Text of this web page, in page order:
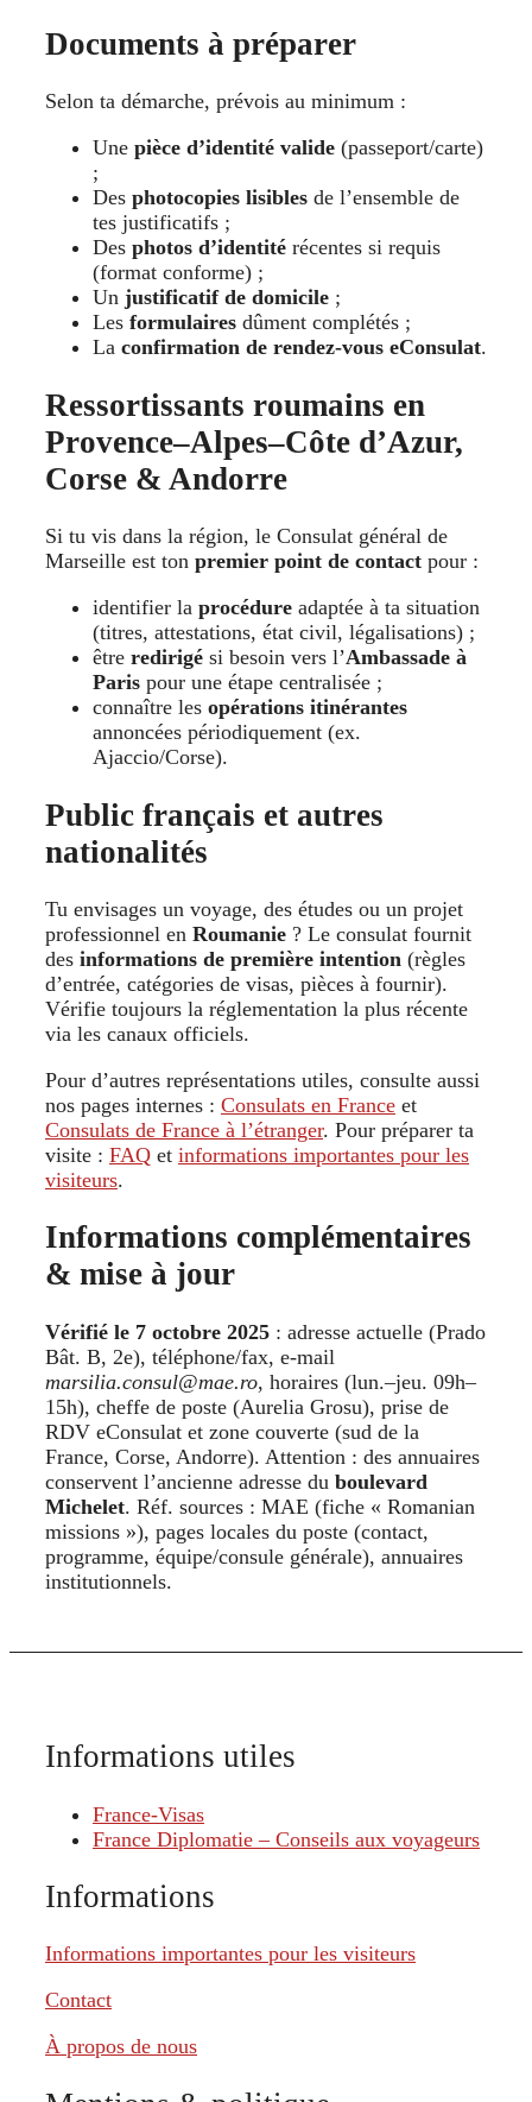
Documents à préparer
Selon ta démarche, prévois au minimum :
Une pièce d’identité valide (passeport/carte)
;
Des photocopies lisibles de l’ensemble de
tes justificatifs ;
Des photos d’identité récentes si requis
(format conforme) ;
Un justificatif de domicile ;
Les formulaires dûment complétés ;
La confirmation de rendez-vous eConsulat.
Ressortissants roumains en
Provence–Alpes–Côte d’Azur,
Corse & Andorre
Si tu vis dans la région, le Consulat général de
Marseille est ton premier point de contact pour :
identifier la procédure adaptée à ta situation
(titres, attestations, état civil, légalisations) ;
être redirigé si besoin vers l’Ambassade à
Paris pour une étape centralisée ;
connaître les opérations itinérantes
annoncées périodiquement (ex.
Ajaccio/Corse).
Public français et autres
nationalités
Tu envisages un voyage, des études ou un projet
professionnel en Roumanie ? Le consulat fournit
des informations de première intention (règles
d’entrée, catégories de visas, pièces à fournir).
Vérifie toujours la réglementation la plus récente
via les canaux officiels.
Pour d’autres représentations utiles, consulte aussi
nos pages internes : Consulats en France et
Consulats de France à l’étranger. Pour préparer ta
visite : FAQ et informations importantes pour les
visiteurs.
Informations complémentaires
& mise à jour
Vérifié le 7 octobre 2025 : adresse actuelle (Prado
Bât. B, 2e), téléphone/fax, e-mail
marsilia.consul@mae.ro, horaires (lun.–jeu. 09h–
15h), cheffe de poste (Aurelia Grosu), prise de
RDV eConsulat et zone couverte (sud de la
France, Corse, Andorre). Attention : des annuaires
conservent l’ancienne adresse du boulevard
Michelet. Réf. sources : MAE (fiche « Romanian
missions »), pages locales du poste (contact,
programme, équipe/consule générale), annuaires
institutionnels.
Informations utiles
France-Visas
France Diplomatie – Conseils aux voyageurs
Informations
Informations importantes pour les visiteurs
Contact
À propos de nous